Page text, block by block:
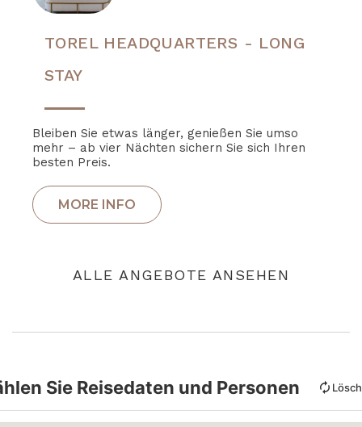
TOREL HEADQUARTERS - LONG
STAY
Bleiben Sie etwas länger, genießen Sie umso
mehr – ab vier Nächten sichern Sie sich Ihren
besten Preis.
ALLE ANGEBOTE ANSEHEN
Sie Reisedaten und Personen